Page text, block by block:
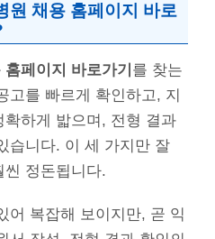
원 채용 홈페이지 바로
페이지 바로가기 를 찾는
고를 빠르게 확인하고, 지
하게 밟으며, 전형 결과
습니다. 이 세 가지만 잘
씬 정돈됩니다.
어 복잡해 보이지만, 곧 익